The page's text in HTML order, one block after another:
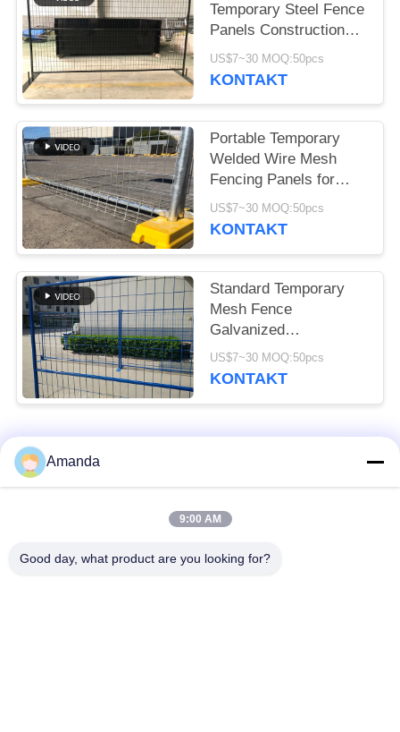
SITEMAP
PRIVACY
POLICY
Temporary Steel Fence
Panels Construction
protection
US$7~30 MOQ:50pcs
KONTAKT
Portable Temporary
Welded Wire Mesh
Fencing Panels for
Events
US$7~30 MOQ:50pcs
KONTAKT
Standard Temporary
Mesh Fence
Galvanized
Construction Fencing
US$7~30 MOQ:50pcs
KONTAKT
popularne kategorie
Metalowe opakowanie
Amanda
9:00 AM
Good day, what product are you looking for?